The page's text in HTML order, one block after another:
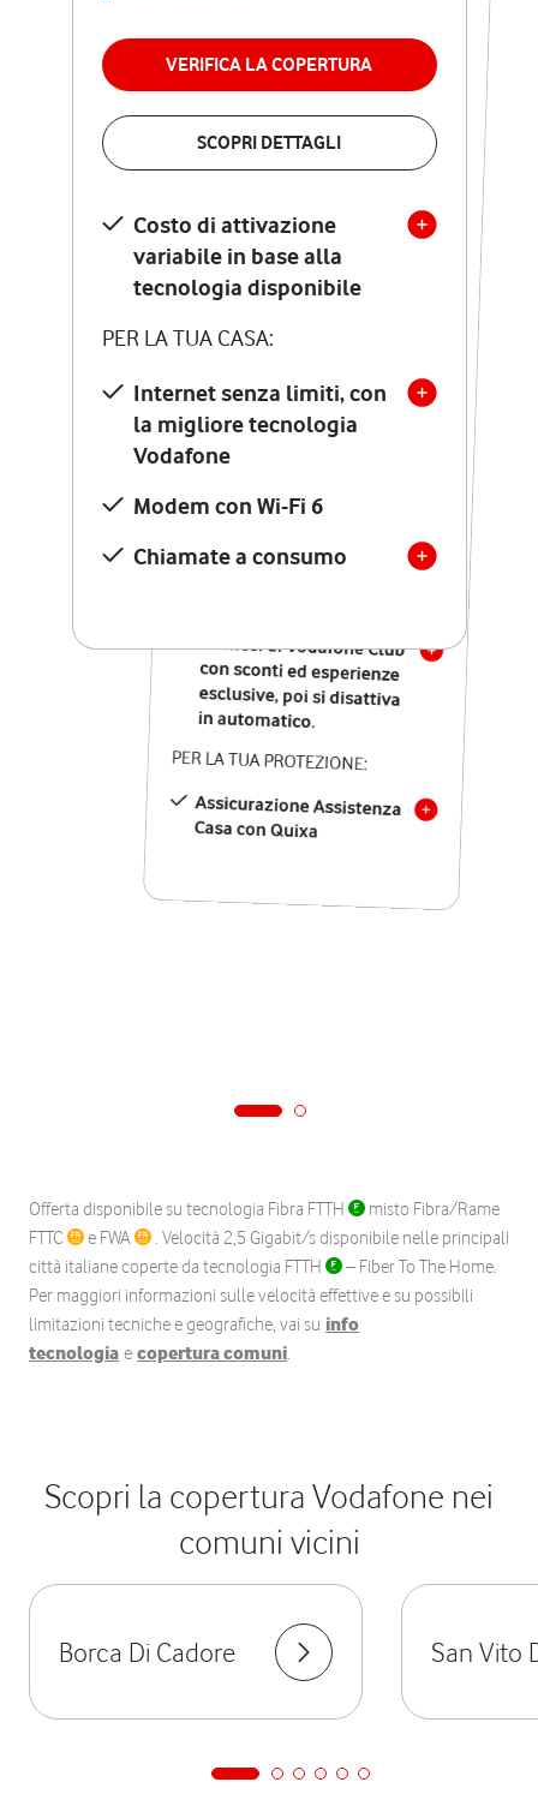
VERIFICA LA COPERTURA
SCOPRI DETTAGLI
Costo di attivazione
variabile in base alla
tecnologia disponibile
PER LA TUA CASA:
Internet senza limiti, con
la migliore tecnologia
Vodafone
Modem con Wi-Fi 6
Chiamate a consumo
permanenza
VERIFICA LA COPERTURA
Costo di attivazione
variabile in base alla
tecnologia disponibile
PER LA TUA CASA:
Internet senza limiti, con
la migliore tecnologia
Vodafone
Modem Seven con Wi-Fi 7
Chiamate illimitate verso
numeri fissi e mobili
nazionali
12 mesi di Vodafone Club
con sconti ed esperienze
esclusive, poi si disattiva
in automatico.
PER LA TUA PROTEZIONE:
Assicurazione Assistenza
Casa con Quixa
Offerta disponibile su tecnologia Fibra FTTH
misto Fibra/Rame
FTTC
e FWA
. Velocità 2,5 Gigabit/s disponibile nelle principali
città italiane coperte da tecnologia FTTH
– Fiber To The Home.
Per maggiori informazioni sulle velocità effettive e su possibili
limitazioni tecniche e geografiche, vai su info
tecnologia e copertura comuni.
Scopri la copertura Vodafone nei
comuni vicini
Borca Di Cadore San Vito